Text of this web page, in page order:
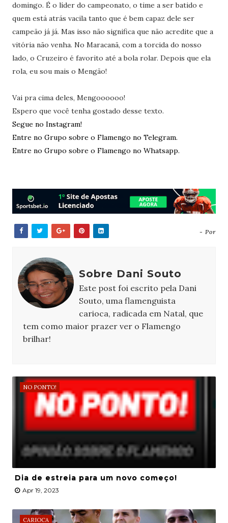
domingo. É o líder do campeonato, o time a ser batido e
quem está atrás vacila tanto que é bem capaz dele ser
campeão já já. Mas isso não significa que não acredite que a
vitória não venha. No Maracanã, com a torcida do nosso
lado, o Cruzeiro é favorito até a bola rolar. Depois que ela
rola, eu sou mais o Mengão!
Vai pra cima deles, Mengoooooo!
Espero que você tenha gostado desse texto.
Segue no Instagram!
Entre no Grupo sobre o Flamengo no Telegram.
Entre no Grupo sobre o Flamengo no Whatsapp.
- Por
Sobre Dani Souto
Este post foi escrito pela Dani
Souto, uma flamenguista
carioca, radicada em Natal, que
tem como maior prazer ver o Flamengo
brilhar!
NO PONTO!
Dia de estreia para um novo começo!
Apr 19, 2023
CARIOCA